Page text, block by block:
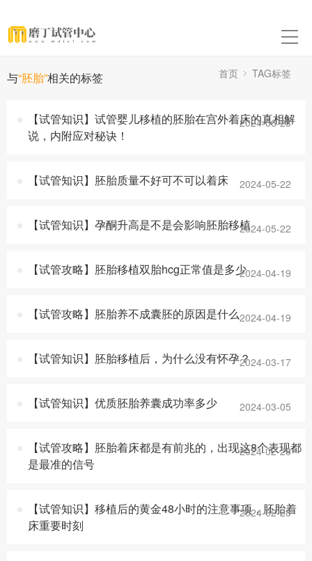
与“胚胎”相关的标签 首页 TAG标签
【试管知识】试管婴儿移植的胚胎在宫外着床的真相解
说，内附应对秘诀！
2024-06-23
【试管知识】胚胎质量不好可不可以着床 2024-05-22
【试管知识】孕酮升高是不是会影响胚胎移植2024-05-22
【试管攻略】胚胎移植双胎hcg正常值是多少2024-04-19
【试管攻略】胚胎养不成囊胚的原因是什么2024-04-19
【试管知识】胚胎移植后，为什么没有怀孕？2024-03-17
【试管知识】优质胚胎养囊成功率多少 2024-03-05
【试管攻略】胚胎着床都是有前兆的，出现这8个表现都
是最准的信号
2024-02-28
【试管知识】移植后的黄金48小时的注意事项，胚胎着
床重要时刻
2024-02-28